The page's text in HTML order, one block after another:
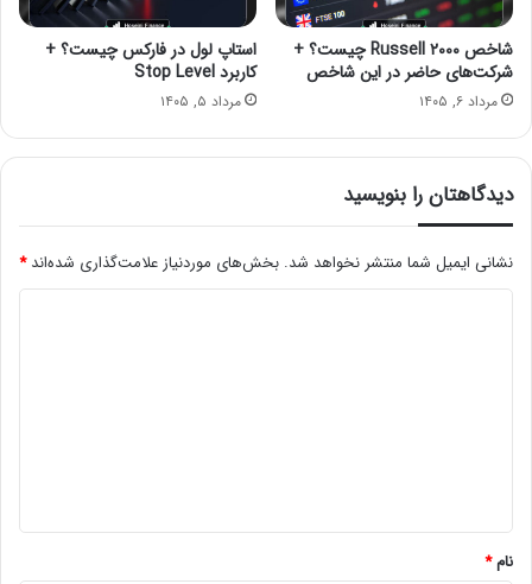
شاخص Russell ۲۰۰۰ چیست؟ +
شرکت‌های حاضر در این شاخص
مرداد ۶, ۱۴۰۵
استاپ لول در فارکس چیست؟ +
کاربرد Stop Level
مرداد ۵, ۱۴۰۵
دیدگاهتان را بنویسید
نشانی ایمیل شما منتشر نخواهد شد. بخش‌های موردنیاز علامت‌گذاری شده‌اند*
نام*